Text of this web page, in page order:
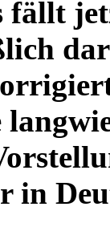
fällt
in